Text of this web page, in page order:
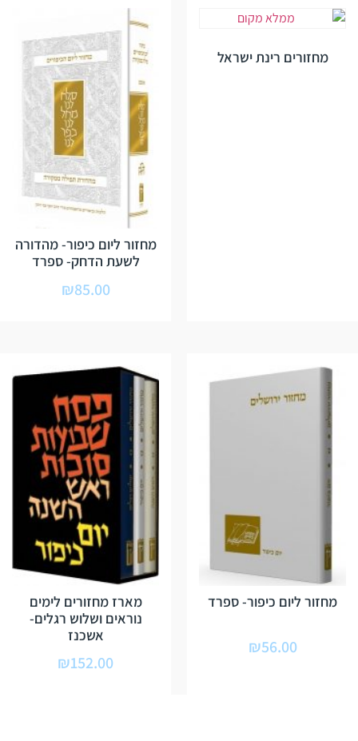
מחזורים רינת ישראל
מחזור ליום כיפור- מהדורה
לשעת הדחק- ספרד
₪85.00
מחזור ליום כיפור- ספרד
₪56.00
מארז מחזורים לימים
נוראים ושלוש רגלים-
אשכנז
₪152.00